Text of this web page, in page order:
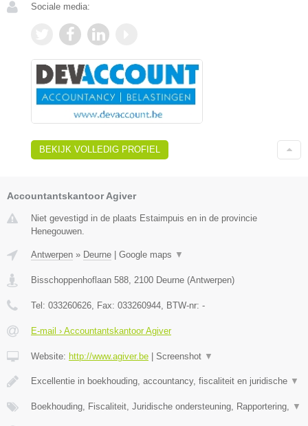
Sociale media:
BEKIJK VOLLEDIG PROFIEL
Accountantskantoor Agiver
Niet gevestigd in de plaats Estaimpuis en in de provincie
Henegouwen.
Antwerpen » Deurne Google maps ▼
Bisschoppenhoflaan 588, 2100 Deurne (Antwerpen)
Tel: 033260626, Fax: 033260944, BTW-nr: -
E-mail › Accountantskantoor Agiver
Website: http://www.agiver.be Screenshot ▼
Excellentie in boekhouding, accountancy, fiscaliteit en juridische ▼
Boekhouding, Fiscaliteit, Juridische ondersteuning, Rapportering, ▼